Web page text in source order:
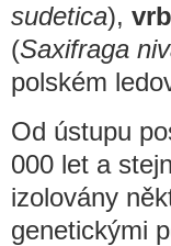
sudetica),
(Saxifraga
polském
Od ústupu
000 let a
izolovány
genetickými